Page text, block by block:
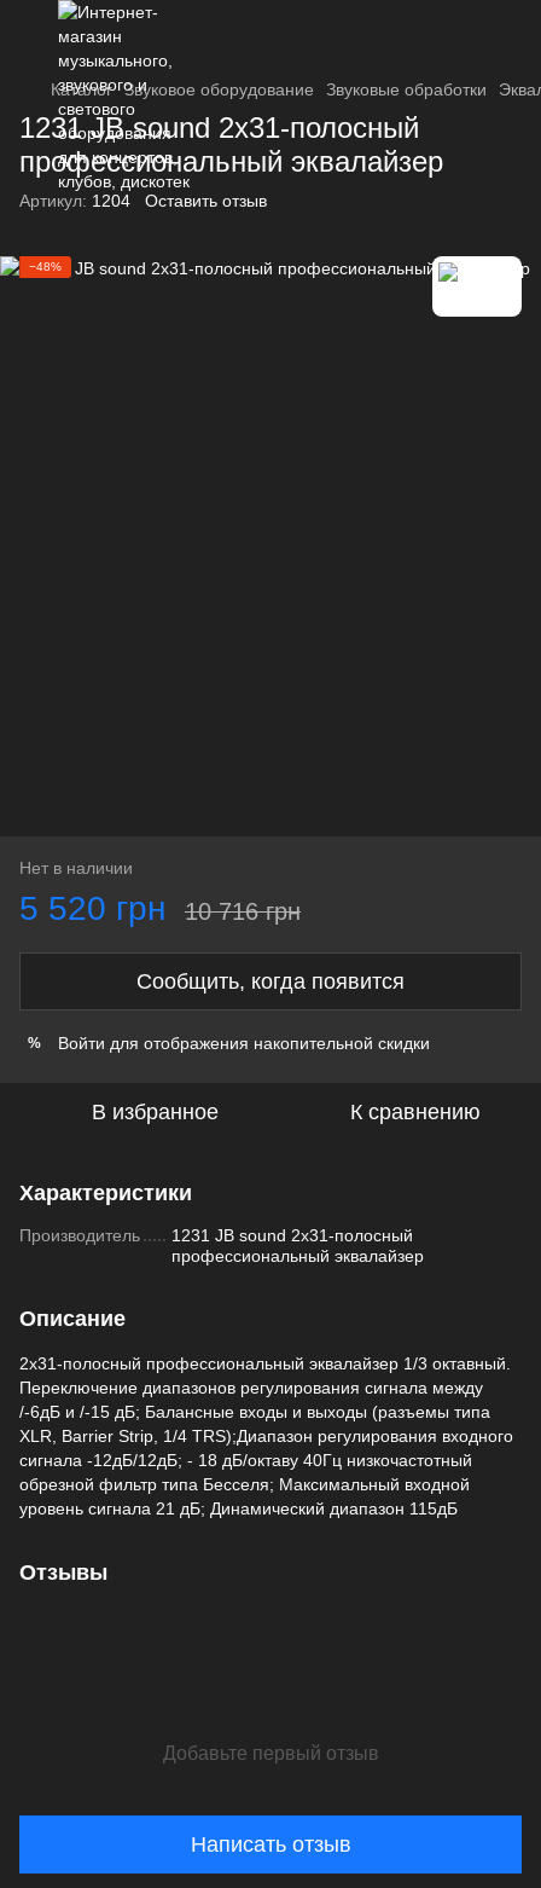
Каталог Звуковое оборудование Звуковые обработки
1231 JB sound 2х31-полосный
профессиональный эквалайзер
Артикул: 1204 Оставить отзыв
−48%
Нет в наличии
5 520 грн 10 716 грн
Сообщить, когда появится
% Войти для отображения накопительной скидки
В избранное К сравнению
Характеристики
Производитель
1231 JB sound 2х31-полосный
профессиональный эквалайзер
Описание
2х31-полосный профессиональный эквалайзер 1/3 октавный.
Переключение диапазонов регулирования сигнала между
/-6дБ и /-15 дБ; Балансные входы и выходы (разъемы типа
XLR, Barrier Strip, 1/4 TRS);Диапазон регулирования входного
сигнала -12дБ/12дБ; - 18 дБ/октаву 40Гц низкочастотный
обрезной фильтр типа Бесселя; Максимальный входной
уровень сигнала 21 дБ; Динамический диапазон 115дБ
Отзывы
Добавьте первый отзыв
Написать отзыв